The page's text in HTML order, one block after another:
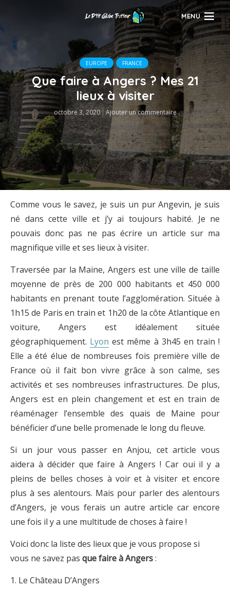
MENU
EUROPE FRANCE
Que faire à Angers ? Mes 21
lieux à visiter
octobre 3, 2020 Ajouter un commentaire
Comme vous le savez, je suis un pur Angevin, je suis
né dans cette ville et j’y ai toujours habité. Je ne
pouvais donc pas ne pas écrire un article sur ma
magnifique ville et ses lieux à visiter.
Traversée par la Maine, Angers est une ville de taille
moyenne de près de 200 000 habitants et 450 000
habitants en prenant toute l’agglomération. Située à
1h15 de Paris en train et 1h20 de la côte Atlantique en
voiture, Angers est idéalement située
géographiquement. Lyon est même à 3h45 en train !
Elle a été élue de nombreuses fois première ville de
France où il fait bon vivre grâce à son calme, ses
activités et ses nombreuses infrastructures. De plus,
Angers est en plein changement et est en train de
réaménager l’ensemble des quais de Maine pour
bénéficier d’une belle promenade le long du fleuve.
Si un jour vous passer en Anjou, cet article vous
aidera à décider que faire à Angers ! Car oui il y a
pleins de belles choses à voir et à visiter et encore
plus à ses alentours. Mais pour parler des alentours
d’Angers, je vous ferais un autre article car encore
une fois il y a une multitude de choses à faire !
Voici donc la liste des lieux que je vous propose si
vous ne savez pas que faire à Angers:
Le Château D’Angers